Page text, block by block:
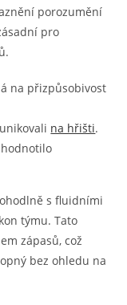
porozumění
pro
na přizpůsobivost
na hřišti.
s fluidními
týmu. Tato
zápasů, což
bez ohledu na